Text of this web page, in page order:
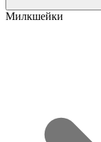
Милкшейки